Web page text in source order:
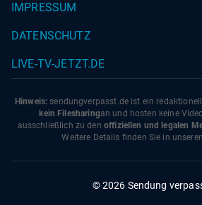
IMPRESSUM
DATENSCHUTZ
LIVE-TV-JETZT.DE
Hinweis: sendungverpasst.de ist ein
kein Filesharingan und hosten keine
ausschließlich zu den offiziellen und legalen
Weitere Details finden Sie in
© 2026 Sendung